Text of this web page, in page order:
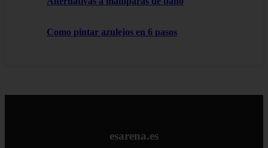
Como pintar azulejos en 6 pasos
esarena.es